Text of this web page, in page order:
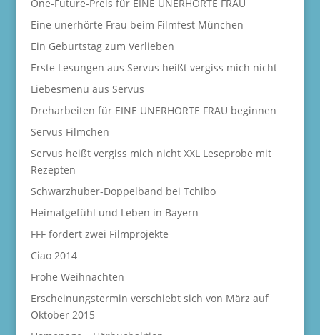
One-Future-Preis für EINE UNERHÖRTE FRAU
Eine unerhörte Frau beim Filmfest München
Ein Geburtstag zum Verlieben
Erste Lesungen aus Servus heißt vergiss mich nicht
Liebesmenü aus Servus
Dreharbeiten für EINE UNERHÖRTE FRAU beginnen
Servus Filmchen
Servus heißt vergiss mich nicht XXL Leseprobe mit
Rezepten
Schwarzhuber-Doppelband bei Tchibo
Heimatgefühl und Leben in Bayern
FFF fördert zwei Filmprojekte
Ciao 2014
Frohe Weihnachten
Erscheinungstermin verschiebt sich von März auf
Oktober 2015